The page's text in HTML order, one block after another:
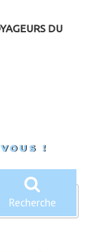
DU
!
Recherche